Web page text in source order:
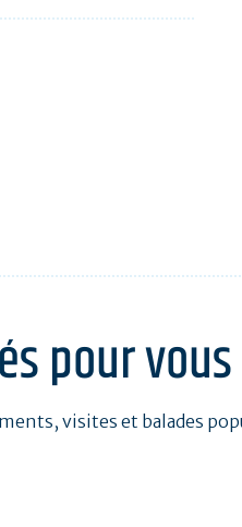
pour vous
visites et balades